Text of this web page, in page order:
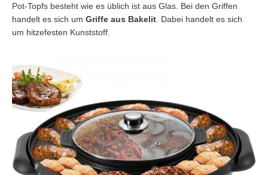
Pot-Topfs besteht wie es üblich ist aus Glas. Bei den Griffen
handelt es sich um Griffe aus Bakelit. Dabei handelt es sich
um hitzefesten Kunststoff.